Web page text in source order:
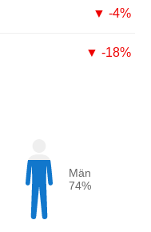
▼ -4%
▼ -18%
Män
74%